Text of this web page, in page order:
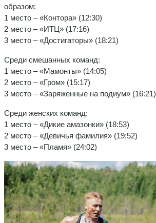
образом:
1 место – «Контора» (12:30)
2 место – «ИТЦ» (17:16)
3 место – «Достигаторы» (18:21)
Среди смешанных команд:
1 место – «Мамонты» (14:05)
2 место – «Гром» (15:17)
3 место – «Заряженные на подиум» (16:21)
Среди женских команд:
1 место – «Дикие амазонки» (18:53)
2 место – «Девичья фамилия» (19:52)
3 место – «Пламя» (24:02)